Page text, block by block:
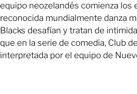
equipo neozelandés comienza los
reconocida mundialmente danza
Blacks desafían y tratan de
que en la serie de comedia, Club
interpretada por el equipo de